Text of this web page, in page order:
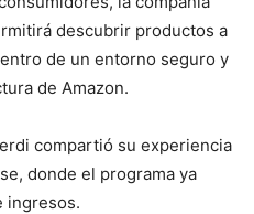
descubrir productos a
de un entorno seguro y
de Amazon.
compartió su experiencia
donde el programa ya
ingresos.